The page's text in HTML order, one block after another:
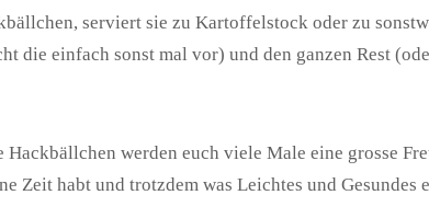
serviert sie zu Kartoffelstock oder zu
die einfach sonst mal vor) und den ganzen Rest
Hackbällchen werden euch viele Male eine grosse
Zeit habt und trotzdem was Leichtes und Gesundes